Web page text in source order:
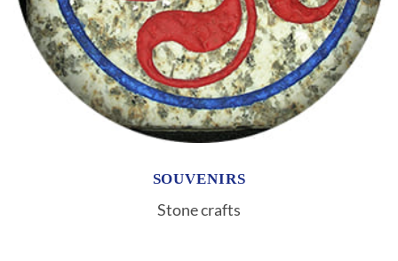
SOUVENIRS
Stone crafts